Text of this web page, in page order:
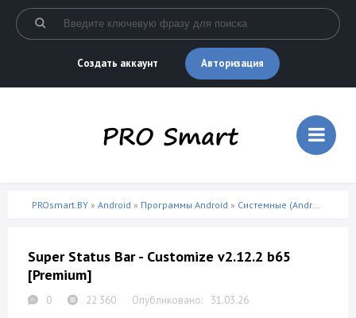
Создать аккаунт Авторизация
PROsmart.BY » Android » Программы Android » Системные (Android)
Super Status Bar - Customize v2.12.2 b65
[Premium]
31.03.26
0 22 360